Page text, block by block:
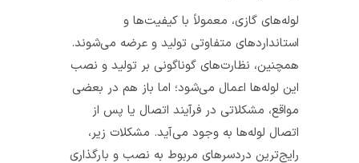
لوله‌های گازی، معمولاً با کیفیت‌ها و
استانداردهای متفاوتی تولید و عرضه می‌شوند.
همچنین، نظارت‌های گوناگونی بر تولید و نصب
این لوله‌ها اعمال می‌شود؛ اما باز هم در بعضی
مواقع، مشکلاتی در فرآیند اتصال یا پس از
اتصال لوله‌ها به وجود می‌آید. مشکلات زیر،
رایج‌ترین دردسرهای مربوط به نصب و بارگذاری